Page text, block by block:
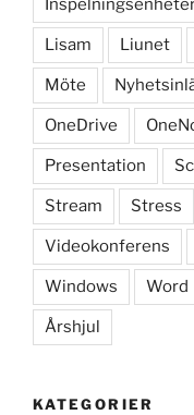
Lisam Liunet
Möte
OneDrive
Presentation
Stream Stress
Videokonferens
Windows Word
Årshjul
KATEGORIER